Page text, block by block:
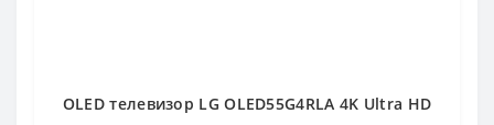
OLED телевизор LG OLED55G4RLA 4K Ultra HD